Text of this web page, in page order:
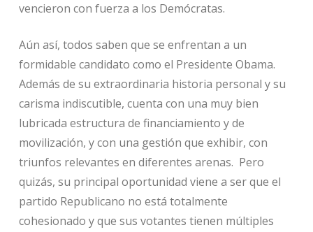
vencieron con fuerza a los Demócratas.
Aún así, todos saben que se enfrentan a un
formidable candidato como el Presidente Obama.
Además de su extraordinaria historia personal y su
carisma indiscutible, cuenta con una muy bien
lubricada estructura de financiamiento y de
movilización, y con una gestión que exhibir, con
triunfos relevantes en diferentes arenas. Pero
quizás, su principal oportunidad viene a ser que el
partido Republicano no está totalmente
cohesionado y que sus votantes tienen múltiples